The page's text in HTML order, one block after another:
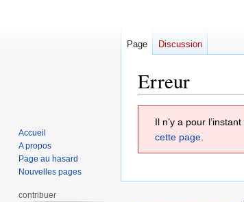
Erreur
Il n’y a pour
cette page.
Page Discussion
Accueil
A propos
Page au hasard
Nouvelles pages
contribuer